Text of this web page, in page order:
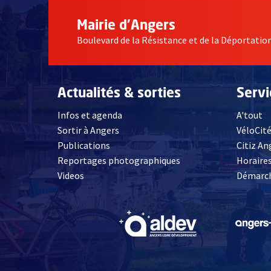
Mairie d'Angers
Boulevard de la Résistance et de la Déportation
Actualités & sorties
Infos et agenda
Sortir à Angers
Publications
Reportages photographiques
Videos, Ouvre une nouvelle fenêtre
A'tout
VéloCité
Citiz
, Ouvre une